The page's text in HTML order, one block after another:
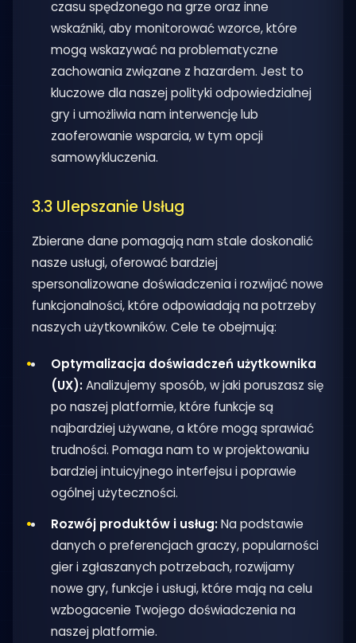
czasu spędzonego na grze oraz inne
wskaźniki, aby monitorować wzorce, które
mogą wskazywać na problematyczne
zachowania związane z hazardem. Jest to
kluczowe dla naszej polityki odpowiedzialnej
gry i umożliwia nam interwencję lub
zaoferowanie wsparcia, w tym opcji
samowykluczenia.
3.3 Ulepszanie Usług
Zbierane dane pomagają nam stale doskonalić
nasze usługi, oferować bardziej
spersonalizowane doświadczenia i rozwijać nowe
funkcjonalności, które odpowiadają na potrzeby
naszych użytkowników. Cele te obejmują:
Optymalizacja doświadczeń użytkownika
(UX):Analizujemy sposób, w jaki poruszasz się
po naszej platformie, które funkcje są
najbardziej używane, a które mogą sprawiać
trudności. Pomaga nam to w projektowaniu
bardziej intuicyjnego interfejsu i poprawie
ogólnej użyteczności.
Rozwój produktów i usług:Na podstawie
danych o preferencjach graczy, popularności
gier i zgłaszanych potrzebach, rozwijamy
nowe gry, funkcje i usługi, które mają na celu
wzbogacenie Twojego doświadczenia na
naszej platformie.